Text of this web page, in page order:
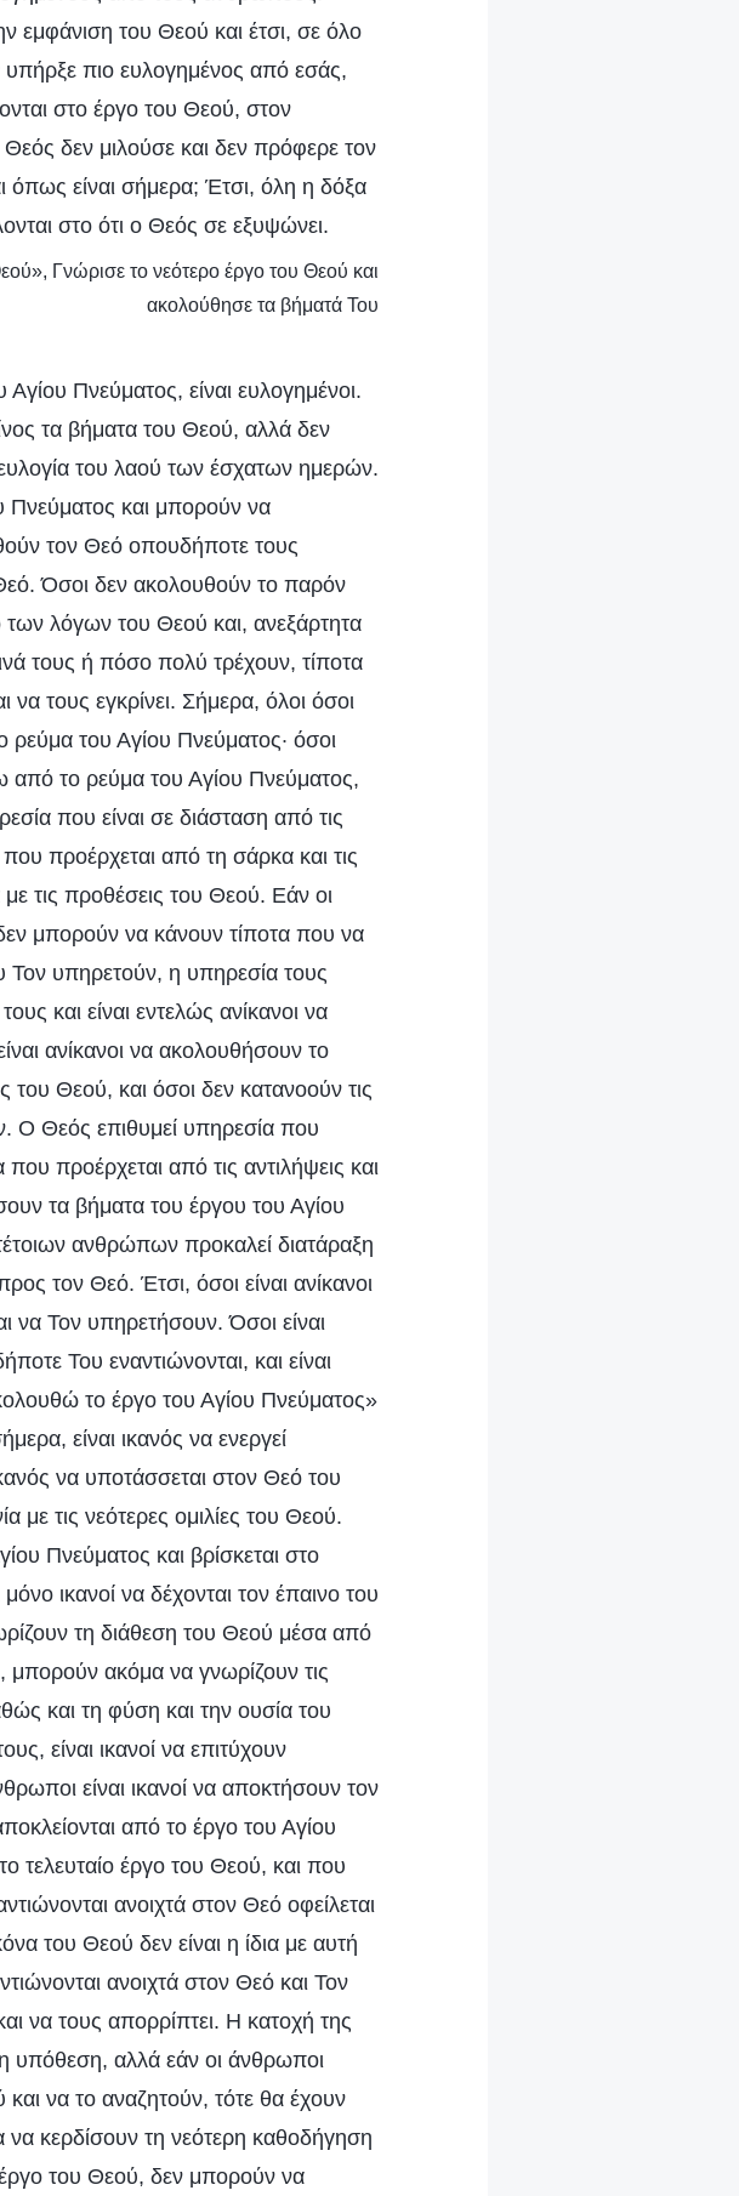
εμφάνιση του Θεού και έτσι, σε όλο
υπήρξε πιο ευλογημένος από εσάς,
στο έργο του Θεού, στον
δεν μιλούσε και δεν πρόφερε τον
είναι σήμερα; Έτσι, όλη η δόξα
στο ότι ο Θεός σε εξυψώνει.
Γνώρισε το νεότερο έργο του Θεού και
ακολούθησε τα βήματά Του
Πνεύματος, είναι ευλογημένοι.
τα βήματα του Θεού, αλλά δεν
του λαού των έσχατων ημερών.
και μπορούν να
τον Θεό οπουδήποτε τους
Όσοι δεν ακολουθούν το παρόν
των λόγων του Θεού και, ανεξάρτητα
τους ή πόσο πολύ τρέχουν, τίποτα
να τους εγκρίνει. Σήμερα, όλοι όσοι
του Αγίου Πνεύματος· όσοι
από το ρεύμα του Αγίου Πνεύματος,
που είναι σε διάσταση από τις
προέρχεται από τη σάρκα και τις
με τις προθέσεις του Θεού. Εάν οι
μπορούν να κάνουν τίποτα που να
Τον υπηρετούν, η υπηρεσία τους
και είναι εντελώς ανίκανοι να
ανίκανοι να ακολουθήσουν το
του Θεού, και όσοι δεν κατανοούν τις
Ο Θεός επιθυμεί υπηρεσία που
προέρχεται από τις αντιλήψεις και
τα βήματα του έργου του Αγίου
ανθρώπων προκαλεί διατάραξη
τον Θεό. Έτσι, όσοι είναι ανίκανοι
να Τον υπηρετήσουν. Όσοι είναι
Του εναντιώνονται, και είναι
το έργο του Αγίου Πνεύματος»
είναι ικανός να ενεργεί
να υποτάσσεται στον Θεό του
με τις νεότερες ομιλίες του Θεού.
Πνεύματος και βρίσκεται στο
ικανοί να δέχονται τον έπαινο του
τη διάθεση του Θεού μέσα από
μπορούν ακόμα να γνωρίζουν τις
και τη φύση και την ουσία του
είναι ικανοί να επιτύχουν
είναι ικανοί να αποκτήσουν τον
από το έργο του Αγίου
τελευταίο έργο του Θεού, και που
ανοιχτά στον Θεό οφείλεται
του Θεού δεν είναι η ίδια με αυτή
ανοιχτά στον Θεό και Τον
να τους απορρίπτει. Η κατοχή της
υπόθεση, αλλά εάν οι άνθρωποι
να το αναζητούν, τότε θα έχουν
να κερδίσουν τη νεότερη καθοδήγηση
του Θεού, δεν μπορούν να